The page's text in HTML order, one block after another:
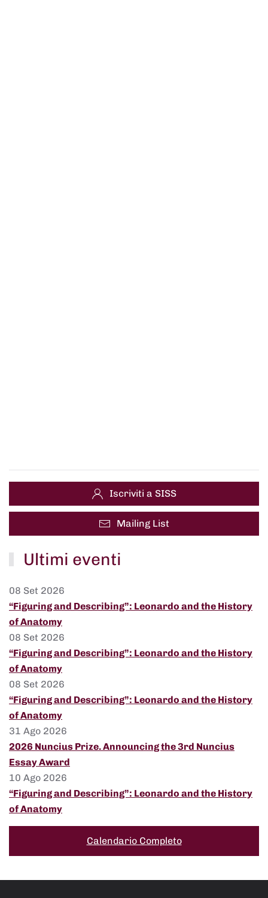
Iscriviti a SISS
Mailing List
Ultimi eventi
08 Set 2026
“Figuring and Describing”: Leonardo and the History
of Anatomy
08 Set 2026
“Figuring and Describing”: Leonardo and the History
of Anatomy
08 Set 2026
“Figuring and Describing”: Leonardo and the History
of Anatomy
31 Ago 2026
2026 Nuncius Prize. Announcing the 3rd Nuncius
Essay Award
10 Ago 2026
“Figuring and Describing”: Leonardo and the History
of Anatomy
Calendario Completo